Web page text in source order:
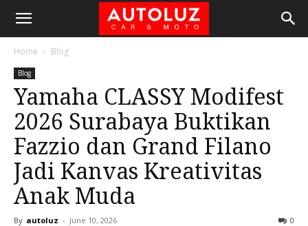
Home Blog
Blog
Yamaha CLASSY Modifest
2026 Surabaya Buktikan
Fazzio dan Grand Filano
Jadi Kanvas Kreativitas
Anak Muda
By autoluz - June 10, 2026 0